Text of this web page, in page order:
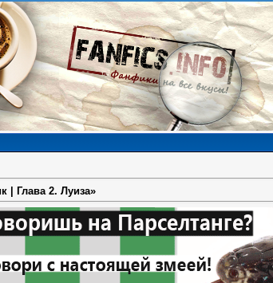
| Глава 2. Луиза»